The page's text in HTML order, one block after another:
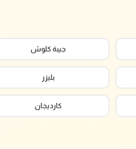
جيبة كلوش
بليزر
كارديجان